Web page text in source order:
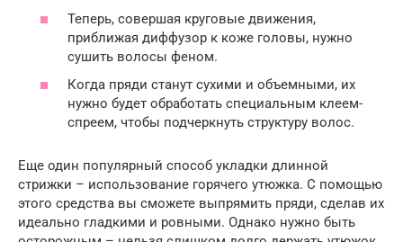
Теперь, совершая круговые движения,
приближая диффузор к коже головы, нужно
сушить волосы феном.
Когда пряди станут сухими и объемными, их
нужно будет обработать специальным клеем-
спреем, чтобы подчеркнуть структуру волос.
Еще один популярный способ укладки длинной
стрижки – использование горячего утюжка. С помощью
этого средства вы сможете выпрямить пряди, сделав их
идеально гладкими и ровными. Однако нужно быть